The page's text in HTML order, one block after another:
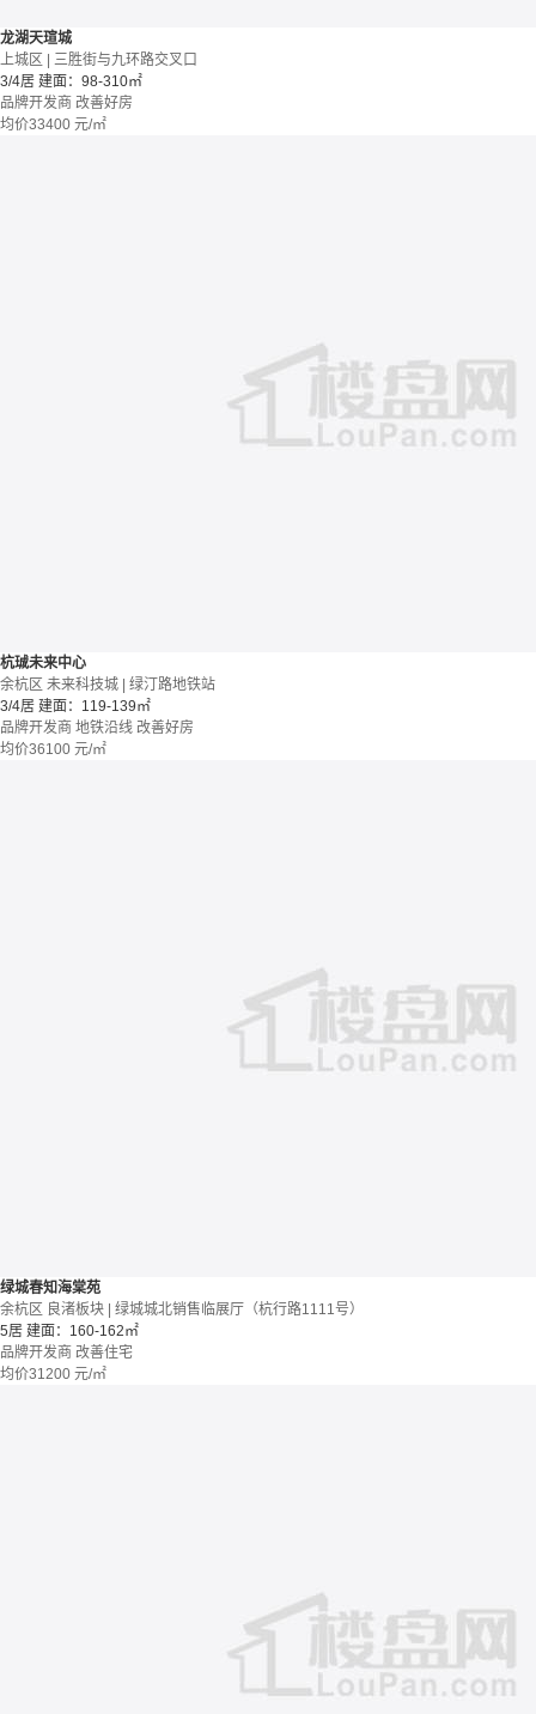
龙湖天瑄城
上城区 | 三胜街与九环路交叉口
3/4居 建面：98-310㎡
品牌开发商 改善好房
均价33400 元/㎡
杭珹未来中心
余杭区 未来科技城 | 绿汀路地铁站
3/4居 建面：119-139㎡
品牌开发商 地铁沿线 改善好房
均价36100 元/㎡
绿城春知海棠苑
余杭区 良渚板块 | 绿城城北销售临展厅（杭行路1111号）
5居 建面：160-162㎡
品牌开发商 改善住宅
均价31200 元/㎡